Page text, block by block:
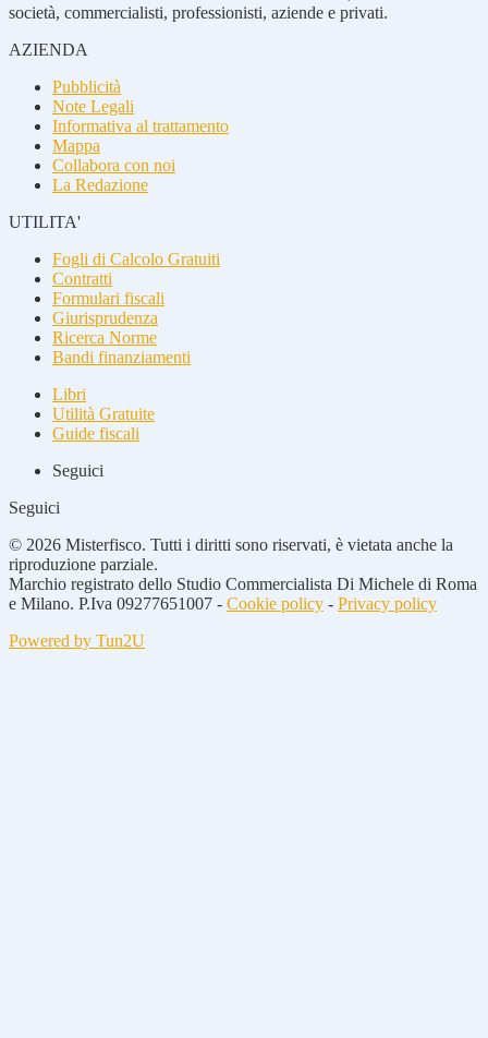
società, commercialisti, professionisti, aziende e privati.
AZIENDA
Pubblicità
Note Legali
Informativa al trattamento
Mappa
Collabora con noi
La Redazione
UTILITA'
Fogli di Calcolo Gratuiti
Contratti
Formulari fiscali
Giurisprudenza
Ricerca Norme
Bandi finanziamenti
Libri
Utilità Gratuite
Guide fiscali
Seguici
Seguici
© 2026 Misterfisco. Tutti i diritti sono riservati, è vietata anche la
riproduzione parziale.
Marchio registrato dello Studio Commercialista Di Michele di Roma
e Milano. P.Iva 09277651007 - Cookie policy - Privacy policy
Powered by Tun2U